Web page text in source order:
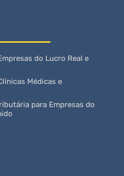
do Lucro Real e
Médicas e
para Empresas do